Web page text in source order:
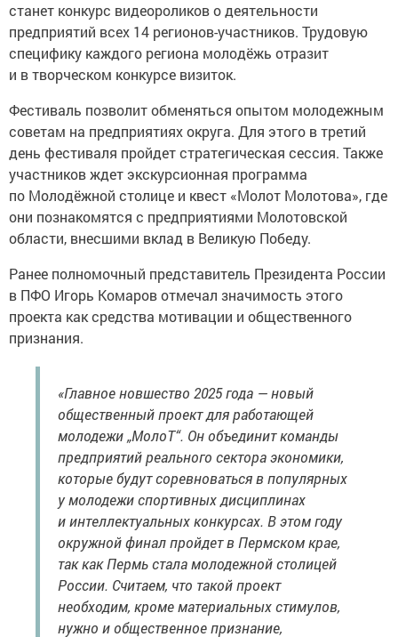
станет конкурс видеороликов о деятельности
предприятий всех 14 регионов-участников. Трудовую
специфику каждого региона молодёжь отразит
и в творческом конкурсе визиток.
Фестиваль позволит обменяться опытом молодежным
советам на предприятиях округа. Для этого в третий
день фестиваля пройдет стратегическая сессия. Также
участников ждет экскурсионная программа
по Молодёжной столице и квест «Молот Молотова», где
они познакомятся с предприятиями Молотовской
области, внесшими вклад в Великую Победу.
Ранее полномочный представитель Президента России
в ПФО Игорь Комаров отмечал значимость этого
проекта как средства мотивации и общественного
признания.
«Главное новшество 2025 года — новый
общественный проект для работающей
молодежи „МолоТ“. Он объединит команды
предприятий реального сектора экономики,
которые будут соревноваться в популярных
у молодежи спортивных дисциплинах
и интеллектуальных конкурсах. В этом году
окружной финал пройдет в Пермском крае,
так как Пермь стала молодежной столицей
России. Считаем, что такой проект
необходим, кроме материальных стимулов,
нужно и общественное признание,